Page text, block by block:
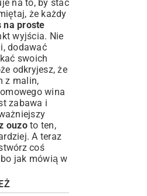
na to, by stać
że każdy
na proste
wyjścia. Nie
dodawać
swoich
odkryjesz, że
z malin,
wina
zabawa i
ouzoto ten,
A teraz
coś
jak mówią w